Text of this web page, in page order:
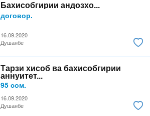
Бахисобгирии андозхо...
договор.
16.09.2020
Душанбе
Тарзи хисоб ва бахисобгирии
аннуитет...
95 сом.
16.09.2020
Душанбе